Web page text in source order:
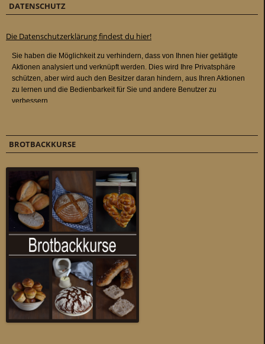
DATENSCHUTZ
Die Datenschutzerklärung findest du hier!
BROTBACKKURSE